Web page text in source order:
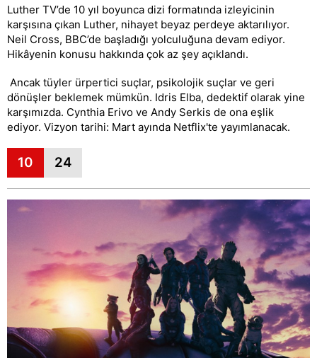
Luther TV’de 10 yıl boyunca dizi formatında izleyicinin
karşısına çıkan Luther, nihayet beyaz perdeye aktarılıyor.
Neil Cross, BBC’de başladığı yolculuğuna devam ediyor.
Hikâyenin konusu hakkında çok az şey açıklandı.
Ancak tüyler ürpertici suçlar, psikolojik suçlar ve geri
dönüşler beklemek mümkün. Idris Elba, dedektif olarak yine
karşımızda. Cynthia Erivo ve Andy Serkis de ona eşlik
ediyor. Vizyon tarihi: Mart ayında Netflix'te yayımlanacak.
10 24